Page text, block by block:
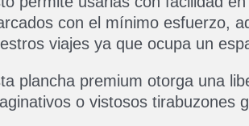
con el mínimo esfuerzo,
viajes ya que ocupa un
plancha premium otorga una
o vistosos tirabuzones